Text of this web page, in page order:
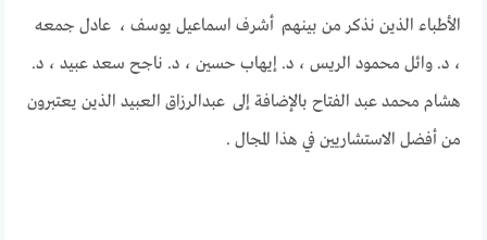
الأطباء الذين نذكر من بينهم أشرف اسماعيل يوسف ، عادل جمعه
، د. وائل محمود الريس ، د. إيهاب حسين ، د. ناجح سعد عبيد ، د.
هشام محمد عبد الفتاح بالإضافة إلى عبدالرزاق العبيد الذين يعتبرون
من أفضل الاستشاريين في هذا المجال .